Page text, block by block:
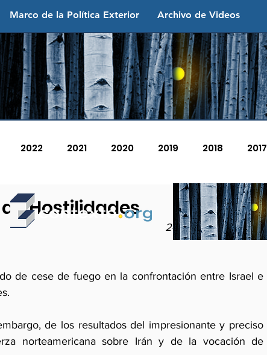
Marco de la Política Exterior Archivo de Videos
2022 2021 2020 2019 2018 2017
2011 2007 2006
Hostilidades
24 de junio de 2025
de cese de fuego en la confrontación entre Israel e
de los resultados del impresionante y preciso
norteamericana sobre Irán y de la vocación de